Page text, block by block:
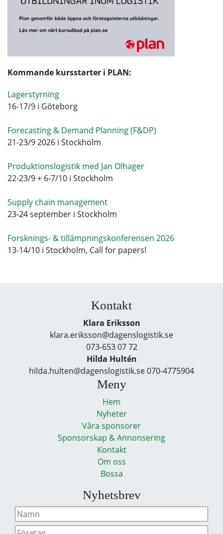
Kommande kursstarter i PLAN:
Lagerstyrning
16-17/9 i Göteborg
Forecasting & Demand Planning (F&DP)
21-23/9 2026 i Stockholm
Produktionslogistik med Jan Olhager
22-23/9 + 6-7/10 i Stockholm
Supply chain management
23-24 september i Stockholm
Forsknings- & tillämpningskonferensen 2026
13-14/10 i Stockholm, Call for papers!
Kontakt
Klara Eriksson
klara.eriksson@dagenslogistik.se
073-653 07 72
Hilda Hultén
hilda.hulten@dagenslogistik.se 070-4775904
Meny
Hem
Nyheter
Våra sponsorer
Sponsorskap & Annonsering
Kontakt
Om oss
Bossa
Nyhetsbrev